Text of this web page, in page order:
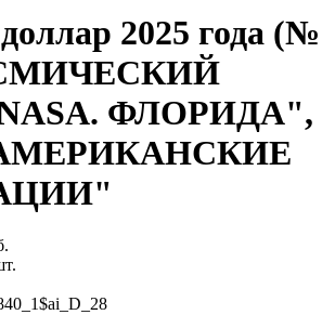
2025 года (№
ФЛОРИДА",